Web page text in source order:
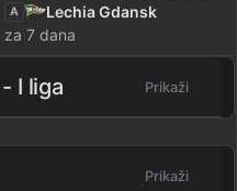
A
Lechia Gdansk
za 7 dana
I liga Prikaži
Prikaži